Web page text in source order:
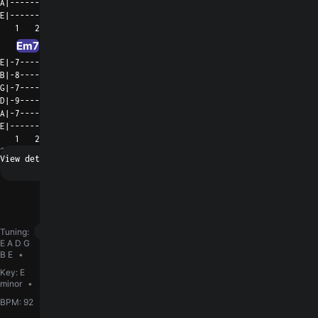
A|--------------------------------------
E|--------------------------------------
   1   2   3   4   5   6                  1   2   3   4   5   6
Em7
E|-7------------------------|
B|-8------------------------|
G|-7------------------------|
D|-9------------------------|
A|-7------------------------|
E|--------------------------|
   1   2   3   4   5   6
2019
Tuning:
E A D G
B E
Key: E
minor
BPM: 92